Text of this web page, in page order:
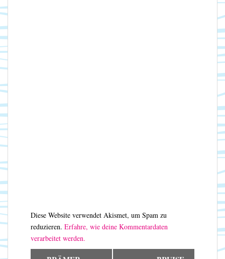
Diese Website verwendet Akismet, um Spam zu
reduzieren. Erfahre, wie deine Kommentardaten
verarbeitet werden.